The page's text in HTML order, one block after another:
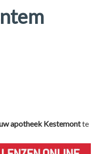
apotheek Kestemontte